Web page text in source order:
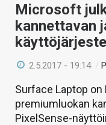
Microsoft
kannettavan
2.5.2017 - 19:14 /
Surface Laptop
premiumluokan
PixelSense-